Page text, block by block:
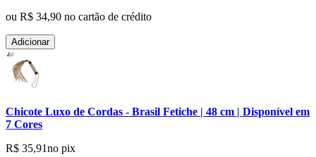
ou R$ 34,90 no cartão de crédito
Adicionar
Chicote Luxo de Cordas - Brasil Fetiche | 48 cm | Disponível em
7 Cores
R$ 35,91no pix